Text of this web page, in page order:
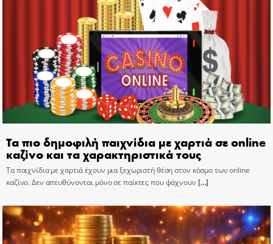
Τα πιο δημοφιλή παιχνίδια με χαρτιά σε online
καζίνο και τα χαρακτηριστικά τους
Τα παιχνίδια με χαρτιά έχουν μια ξεχωριστή θέση στον κόσμο των online
καζίνο. Δεν απευθύνονται μόνο σε παίκτες που ψάχνουν […]